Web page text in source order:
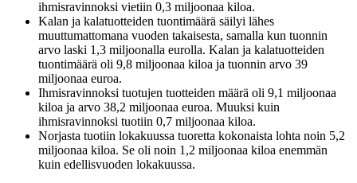
ihmisravinnoksi vietiin 0,3 miljoonaa kiloa.
Kalan ja kalatuotteiden tuontimäärä säilyi lähes
muuttumattomana vuoden takaisesta, samalla kun tuonnin
arvo laski 1,3 miljoonalla eurolla. Kalan ja kalatuotteiden
tuontimäärä oli 9,8 miljoonaa kiloa ja tuonnin arvo 39
miljoonaa euroa.
Ihmisravinnoksi tuotujen tuotteiden määrä oli 9,1 miljoonaa
kiloa ja arvo 38,2 miljoonaa euroa. Muuksi kuin
ihmisravinnoksi tuotiin 0,7 miljoonaa kiloa.
Norjasta tuotiin lokakuussa tuoretta kokonaista lohta noin 5,2
miljoonaa kiloa. Se oli noin 1,2 miljoonaa kiloa enemmän
kuin edellisvuoden lokakuussa.